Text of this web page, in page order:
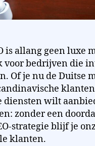
is allang geen luxe
voor bedrijven die
Of je nu de Duitse
diensten wilt
zonder een
strategie blijf je
klanten.